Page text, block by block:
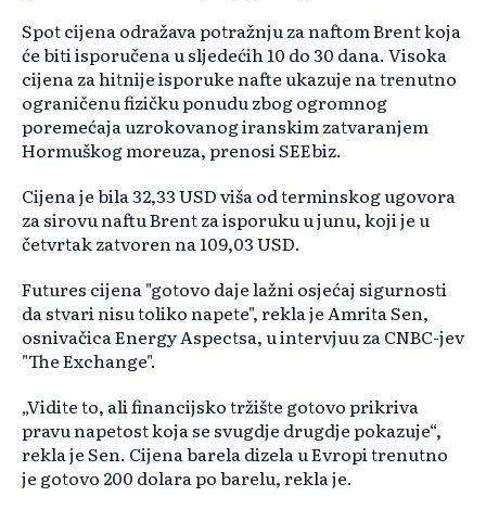
Spot cijena odražava potražnju za naftom Brent koja
će biti isporučena u sljedećih 10 do 30 dana. Visoka
cijena za hitnije isporuke nafte ukazuje na trenutno
ograničenu fizičku ponudu zbog ogromnog
poremećaja uzrokovanog iranskim zatvaranjem
Hormuškog moreuza, prenosi SEEbiz.
Cijena je bila 32,33 USD viša od terminskog ugovora
za sirovu naftu Brent za isporuku u junu, koji je u
četvrtak zatvoren na 109,03 USD.
Futures cijena "gotovo daje lažni osjećaj sigurnosti
da stvari nisu toliko napete", rekla je Amrita Sen,
osnivačica Energy Aspectsa, u intervjuu za CNBC-jev
"The Exchange".
„Vidite to, ali financijsko tržište gotovo prikriva
pravu napetost koja se svugdje drugdje pokazuje“,
rekla je Sen. Cijena barela dizela u Evropi trenutno
je gotovo 200 dolara po barelu, rekla je.